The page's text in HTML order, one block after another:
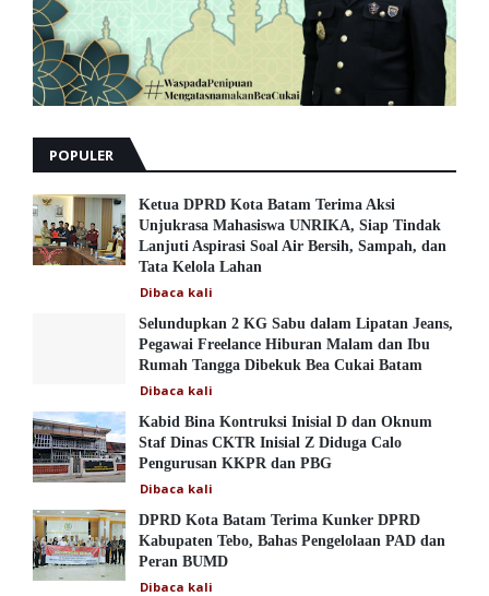
POPULER
Ketua DPRD Kota Batam Terima Aksi
Unjukrasa Mahasiswa UNRIKA, Siap Tindak
Lanjuti Aspirasi Soal Air Bersih, Sampah, dan
Tata Kelola Lahan
Dibaca kali
Selundupkan 2 KG Sabu dalam Lipatan Jeans,
Pegawai Freelance Hiburan Malam dan Ibu
Rumah Tangga Dibekuk Bea Cukai Batam
Dibaca kali
Kabid Bina Kontruksi Inisial D dan Oknum
Staf Dinas CKTR Inisial Z Diduga Calo
Pengurusan KKPR dan PBG
Dibaca kali
DPRD Kota Batam Terima Kunker DPRD
Kabupaten Tebo, Bahas Pengelolaan PAD dan
Peran BUMD
Dibaca kali